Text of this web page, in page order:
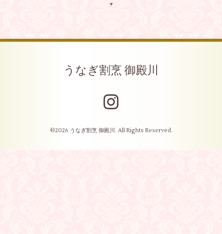
▼
うなぎ割烹 御殿川
©2026 うなぎ割烹 御殿川 . All Rights Reserved.